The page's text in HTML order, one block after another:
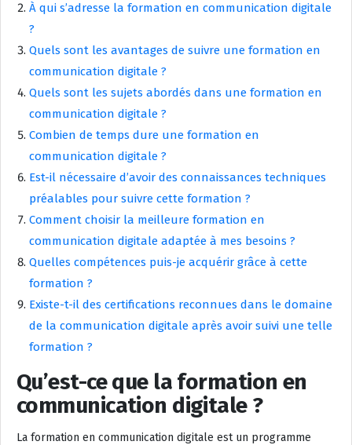
À qui s’adresse la formation en communication digitale
?
Quels sont les avantages de suivre une formation en
communication digitale ?
Quels sont les sujets abordés dans une formation en
communication digitale ?
Combien de temps dure une formation en
communication digitale ?
Est-il nécessaire d’avoir des connaissances techniques
préalables pour suivre cette formation ?
Comment choisir la meilleure formation en
communication digitale adaptée à mes besoins ?
Quelles compétences puis-je acquérir grâce à cette
formation ?
Existe-t-il des certifications reconnues dans le domaine
de la communication digitale après avoir suivi une telle
formation ?
Qu’est-ce que la formation en
communication digitale ?
La formation en communication digitale est un programme